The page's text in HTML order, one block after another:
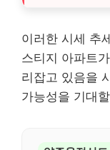
이러한 시세 추
스티지 아파트
리잡고 있음을
가능성을 기대